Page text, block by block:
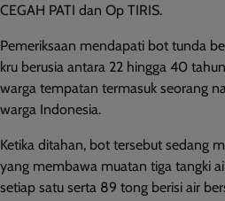
CEGAH PATI dan Op TIRIS.
Pemeriksaan mendapati bot tunda
kru berusia antara 22 hingga 40
warga tempatan termasuk seorang
warga Indonesia.
Ketika ditahan, bot tersebut sedang
yang membawa muatan tiga tangki
setiap satu serta 89 tong berisi air